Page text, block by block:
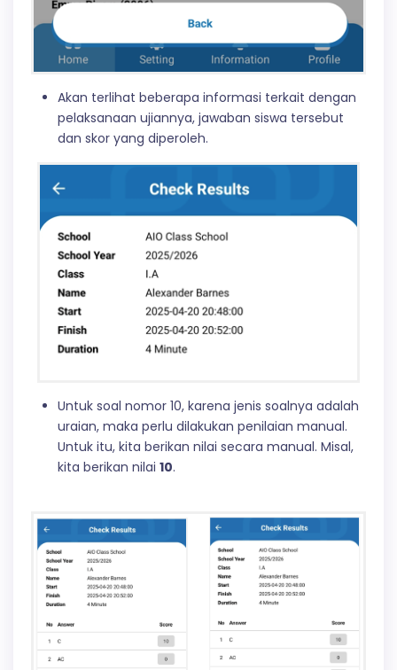
Akan terlihat beberapa informasi terkait dengan
pelaksanaan ujiannya, jawaban siswa tersebut
dan skor yang diperoleh.
Untuk soal nomor 10, karena jenis soalnya adalah
uraian, maka perlu dilakukan penilaian manual.
Untuk itu, kita berikan nilai secara manual. Misal,
kita berikan nilai 10.